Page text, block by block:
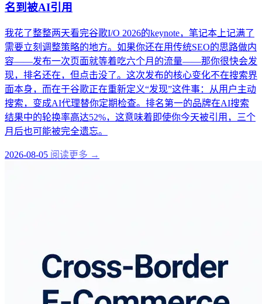
名到被AI引用
我花了整整两天看完谷歌I/O 2026的keynote，笔记本上记满了
需要立刻调整策略的地方。如果你还在用传统SEO的思路做内
容——发布一次页面就等着吃六个月的流量——那你很快会发
现，排名还在，但点击没了。这次发布的核心变化不在搜索界
面本身，而在于谷歌正在重新定义“发现”这件事：从用户主动
搜索，变成AI代理替你定期检查。排名第一的品牌在AI搜索
结果中的轮换率高达52%，这意味着即使你今天被引用，三个
月后也可能被完全遗忘。
2026-08-05 阅读更多 →